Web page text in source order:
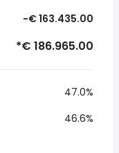
-€ 163.435.00
*€ 186.965.00
47.0%
46.6%